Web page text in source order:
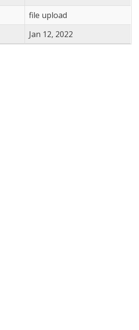
file upload
Jan 12, 2022